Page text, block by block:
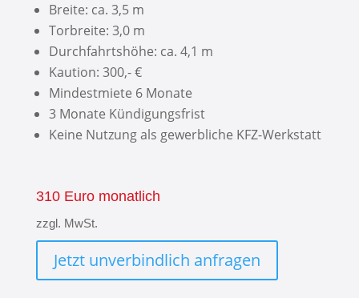
Breite: ca. 3,5 m
Torbreite: 3,0 m
Durchfahrtshöhe: ca. 4,1 m
Kaution: 300,- €
Mindestmiete 6 Monate
3 Monate Kündigungsfrist
Keine Nutzung als gewerbliche KFZ-Werkstatt
310 Euro monatlich
zzgl. MwSt.
Jetzt unverbindlich anfragen